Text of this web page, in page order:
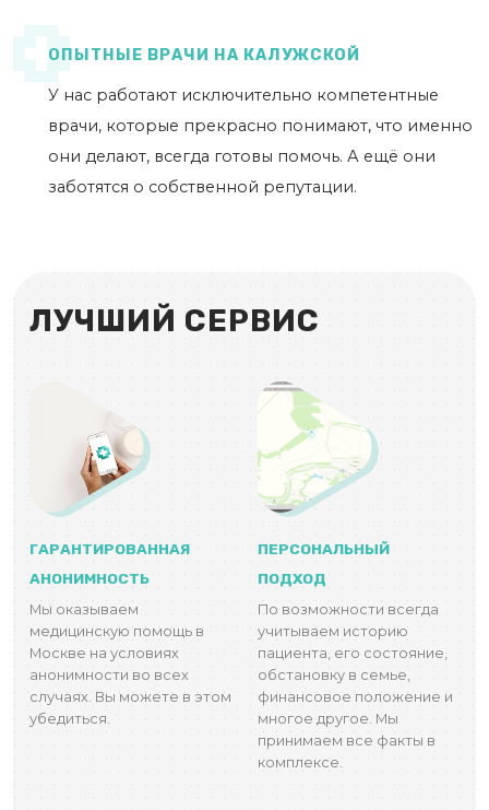
ОПЫТНЫЕ ВРАЧИ НА КАЛУЖСКОЙ
У нас работают исключительно компетентные
врачи, которые прекрасно понимают, что именно
они делают, всегда готовы помочь. А ещё они
заботятся о собственной репутации.
ЛУЧШИЙ СЕРВИС
ГАРАНТИРОВАННАЯ
АНОНИМНОСТЬ
Мы оказываем
медицинскую помощь в
Москве на условиях
анонимности во всех
случаях. Вы можете в этом
убедиться.
ПЕРСОНАЛЬНЫЙ
ПОДХОД
По возможности всегда
учитываем историю
пациента, его состояние,
обстановку в семье,
финансовое положение и
многое другое. Мы
принимаем все факты в
комплексе.